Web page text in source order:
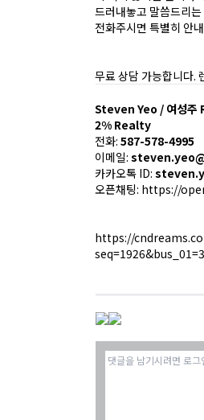
드러내놓고 말씀드리
전화주시면 특별히 안
무료 상담 가능합니다.
Steven Yeo / 여성주
2% Realty
전화:587-578-4995
이메일:
카카오톡 ID:
오픈채팅: https://
https://